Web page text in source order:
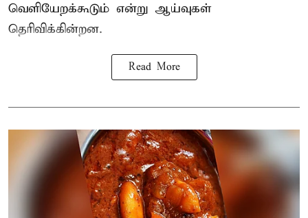
வெளியேறக்கூடும் என்று ஆய்வுகள்
தெரிவிக்கின்றன.
Read More